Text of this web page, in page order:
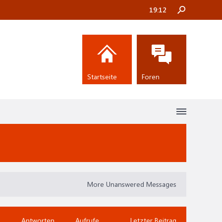
More Unanswered Messages
19:12
Startseite Foren